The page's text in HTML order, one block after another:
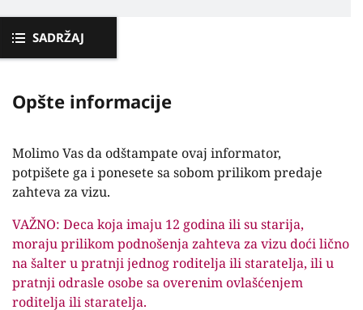
SADRŽAJ
Opšte informacije
Molimo Vas da odštampate ovaj informator,
potpišete ga i ponesete sa sobom prilikom predaje
zahteva za vizu.
VAŽNO: Deca koja imaju 12 godina ili su starija,
moraju prilikom podnošenja zahteva za vizu doći lično
na šalter u pratnji jednog roditelja ili staratelja, ili u
pratnji odrasle osobe sa overenim ovlašćenjem
roditelja ili staratelja.